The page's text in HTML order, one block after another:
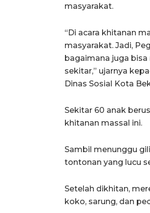
masyarakat.
“Di acara khitanan
masyarakat. Jadi,
bagaimana juga
sekitar,” ujarnya
Dinas Sosial Kota
Sekitar 60 anak
khitanan massal ini.
Sambil menunggu
tontonan yang lucu
Setelah dikhitan,
koko, sarung, dan